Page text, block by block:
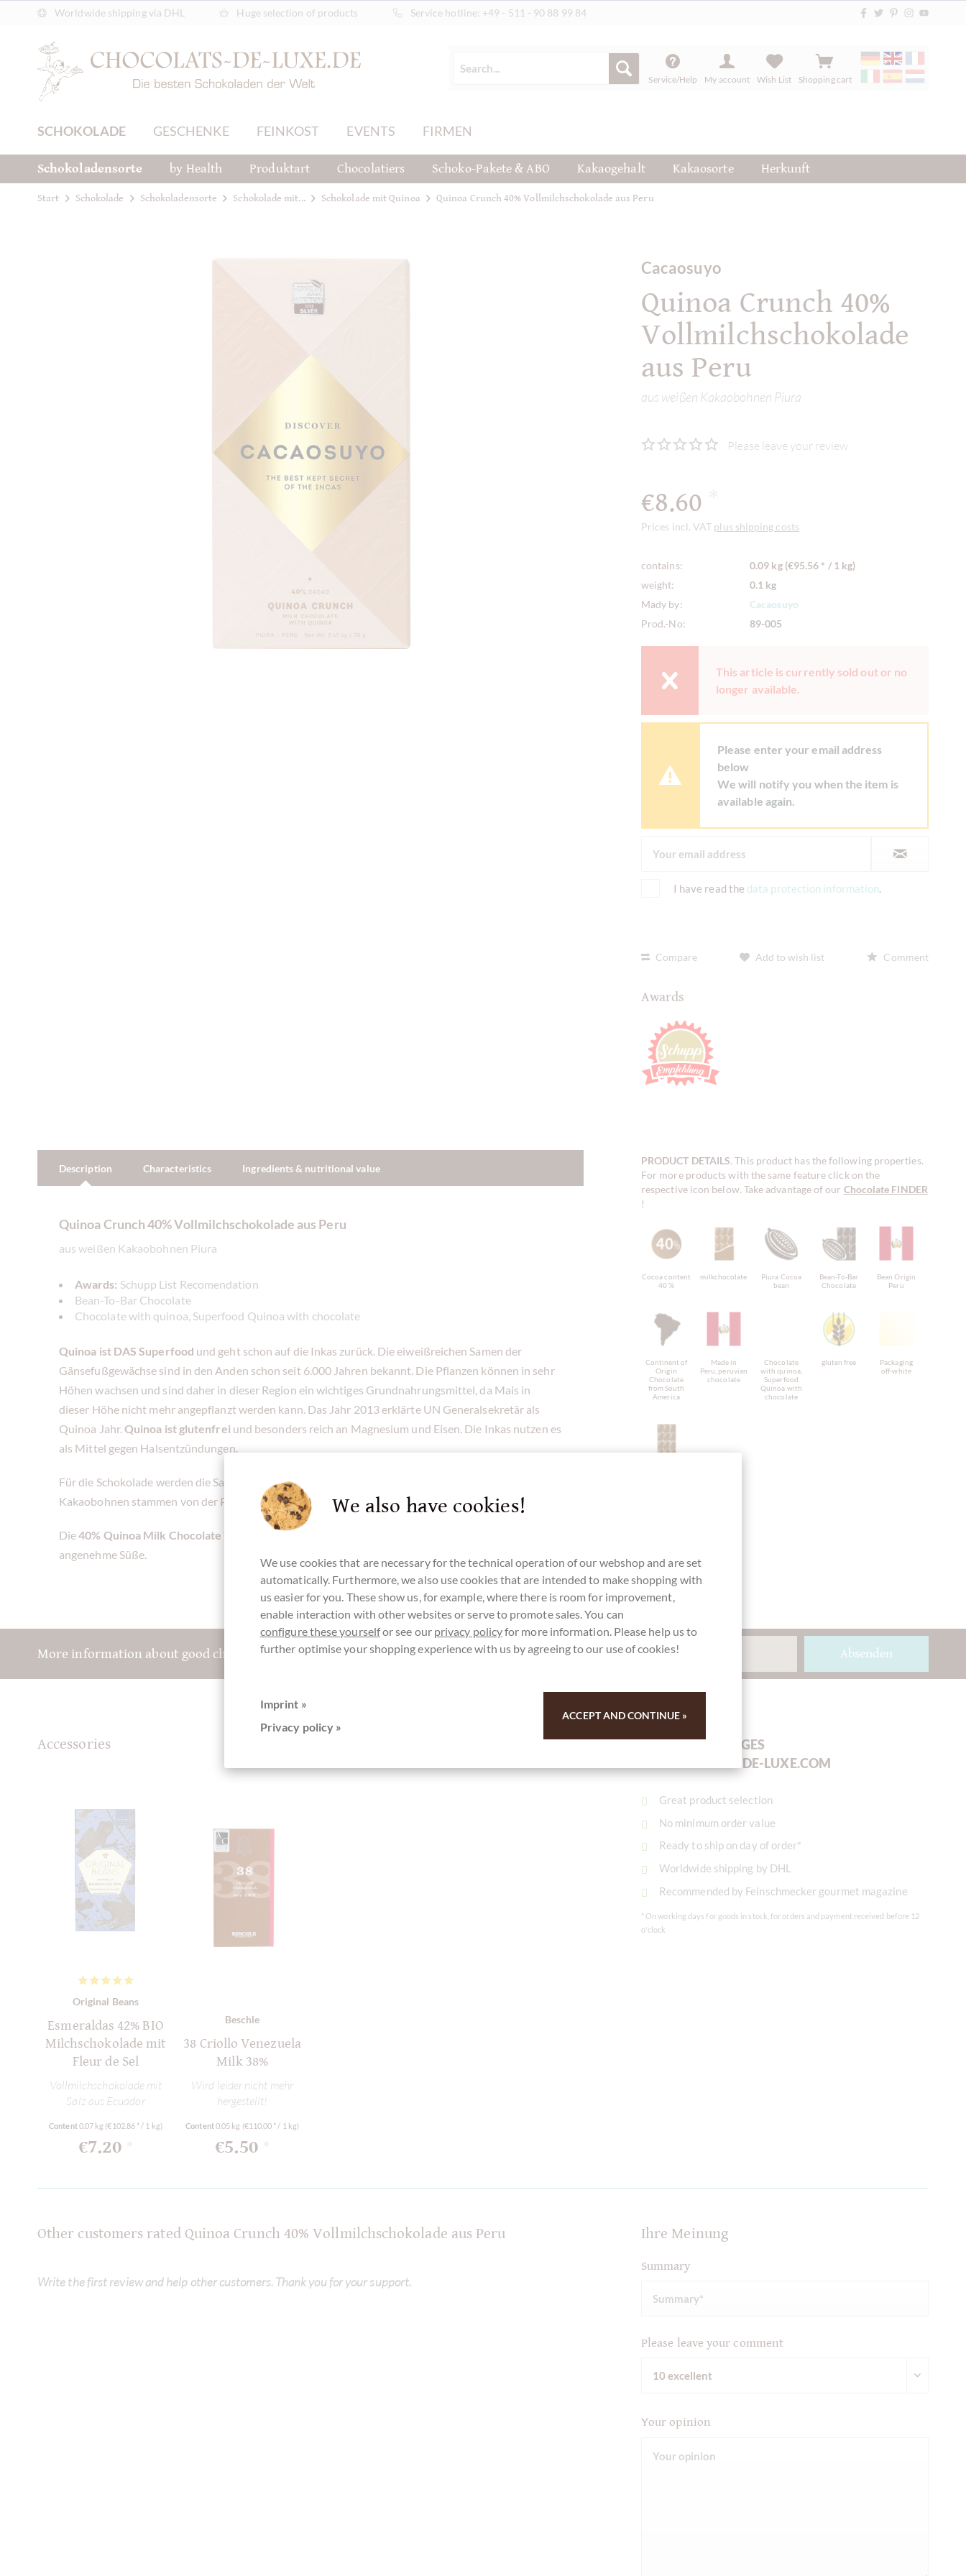
Worldwide shipping via DHL Huge selection of products Service hotline: +49 - 511 - 90 88 99 84
Service/Help My account Wish List Shopping cart
SCHOKOLADE GESCHENKE FEINKOST EVENTS FIRMEN
Schokoladensorte by Health Produktart Chocolatiers Schoko-Pakete & ABO Kakaogehalt Kakaosorte Herkunft
Start Schokolade Schokoladensorte Schokolade mit... Schokolade mit Quinoa Quinoa Crunch 40% Vollmilchschokolade aus Peru
Cacaosuyo
Quinoa Crunch 40%
Vollmilchschokolade
aus Peru
aus weißen Kakaobohnen Piura
Please leave your review
€8.60
Prices incl. VAT plus shipping costs
contains:
0.09 kg (€95.56 * / 1 kg)
weight:
0.1 kg
Mady by:
Cacaosuyo
Prod.-No:
89-005
This article is currently sold out or no
longer available.
Please enter your email address
below
We will notify you when the item is
available again.
I have read the data protection information.
Compare Add to wish list Comment
Awards
Description Characteristics Ingredients & nutritional value
Quinoa Crunch 40% Vollmilchschokolade aus Peru
aus weißen Kakaobohnen Piura
Awards: Schupp List Recomendation
Bean-To-Bar Chocolate
Chocolate with quinoa, Superfood Quinoa with chocolate
Quinoa ist DAS Superfood und geht schon auf die Inkas zurück. Die eiweißreichen Samen der
Gänsefußgewächse sind in den Anden schon seit 6.000 Jahren bekannt. Die Pflanzen können in sehr
Höhen wachsen und sind daher in dieser Region ein wichtiges Grundnahrungsmittel, da Mais in
dieser Höhe nicht mehr angepflanzt werden kann. Das Jahr 2013 erklärte UN Generalsekretär als
Quinoa Jahr.Quinoa ist glutenfrei und besonders reich an Magnesium und Eisen. Die Inkas nutzen es
als Mittel gegen Halsentzündungen.
Für die Schokolade werden die Samen leicht geröstet und der Schokolade zugegeben. Die
Kakaobohnen stammen von der Piura Kakaobohnen aus dem Norden Perus.
Die40% Quinoa Milk Chocolate Vollmilchschokolade aus Peru
angenehme Süße.
PRODUCT DETAILS. This product has the following properties.
For more products with the same feature click on the
respective icon below. Take advantage of our Chocolate FINDER
!
Cocoa content
40 %
milkchocolate
Piura Cocoa
bean
Bean-To-Bar
Chocolate
Bean Origin
Peru
Continent of
Origin
Chocolate
from South
America
Made in
Peru, peruvian
chocolate
Chocolate
with quinoa,
Superfood
Quinoa with
chocolate
gluten free
Packaging
off-white
More information about good chocolate? Register here for our SchokoNEWS: Absenden
Accessories
Original Beans
Esmeraldas 42% BIO
Milchschokolade mit
Fleur de Sel
Vollmilchschokolade mit
Salz aus Ecuador
Content0.07 kg (€102.86 * / 1 kg)
€7.20
Beschle
38 Criollo Venezuela
Milk 38%
Wird leider nicht mehr
hergestellt!
Content0.05 kg (€110.00 * / 1 kg)
€5.50
YOUR ADVANTAGES
CHOCOLATS-DE-LUXE.COM
Great product selection
No minimum order value
Ready to ship on day of order*
Worldwide shipping by DHL
Recommended by Feinschmecker gourmet magazine
* On working days for goods in stock, for orders and payment received before 12
o'clock
Other customers rated Quinoa Crunch 40% Vollmilchschokolade aus Peru
Write the first review and help other customers. Thank you for your support.
Ihre Meinung
Summary
Please leave your comment
Your opinion
We also have cookies!
We use cookies that are necessary for the technical operation of our webshop and are set
automatically. Furthermore, we also use cookies that are intended to make shopping with
us easier for you. These show us, for example, where there is room for improvement,
enable interaction with other websites or serve to promote sales. You can
configure these yourselfor see our privacy policyfor more information. Please help us to
further optimise your shopping experience with us by agreeing to our use of cookies!
Imprint »
Privacy policy »
ACCEPT AND CONTINUE »